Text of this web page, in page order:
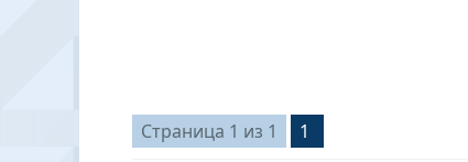
Страница 1 из 1
1